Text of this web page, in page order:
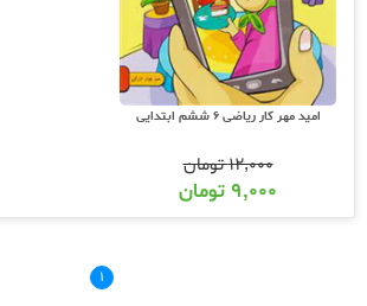
امید مهر کار ریاضی 6 ششم ابتدایی
۱۲,۰۰۰تومان
۹,۰۰۰ تومان
۱